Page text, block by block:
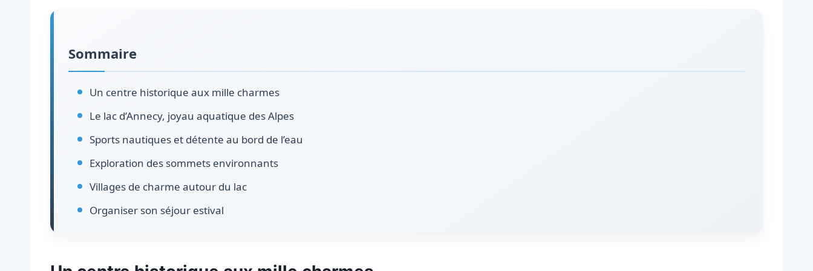
Sommaire
Un centre historique aux mille charmes
Le lac d’Annecy, joyau aquatique des Alpes
Sports nautiques et détente au bord de l’eau
Exploration des sommets environnants
Villages de charme autour du lac
Organiser son séjour estival